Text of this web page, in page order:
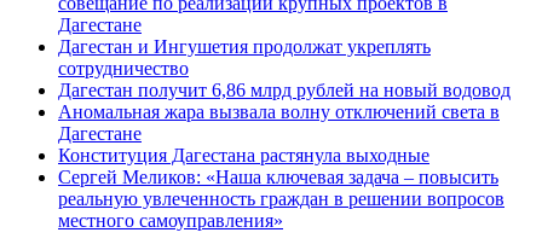
Дагестане
Дагестан и Ингушетия продолжат укреплять
сотрудничество
Дагестан получит 6,86 млрд рублей на новый водовод
Аномальная жара вызвала волну отключений света в
Дагестане
Конституция Дагестана растянула выходные
Сергей Меликов: «Наша ключевая задача – повысить
реальную увлеченность граждан в решении вопросов
местного самоуправления»